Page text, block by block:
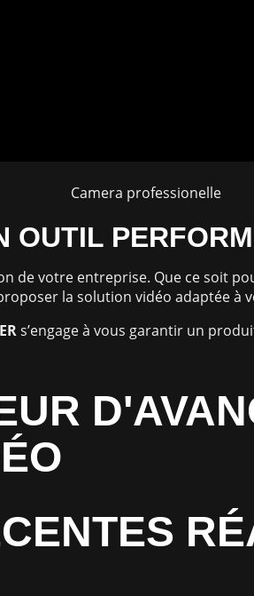
OUTIL
de votre entreprise. Que ce soit
la solution vidéo adaptée à
s’engage à vous garantir un